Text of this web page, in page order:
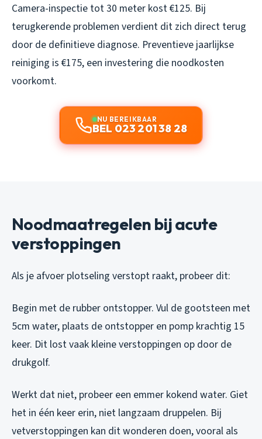
Camera-inspectie tot 30 meter kost €125. Bij
terugkerende problemen verdient dit zich direct terug
door de definitieve diagnose. Preventieve jaarlijkse
reiniging is €175, een investering die noodkosten
voorkomt.
NU BEREIKBAAR
BEL 023 201 38 28
Noodmaatregelen bij acute
verstoppingen
Als je afvoer plotseling verstopt raakt, probeer dit:
Begin met de rubber ontstopper. Vul de gootsteen met
5cm water, plaats de ontstopper en pomp krachtig 15
keer. Dit lost vaak kleine verstoppingen op door de
drukgolf.
Werkt dat niet, probeer een emmer kokend water. Giet
het in één keer erin, niet langzaam druppelen. Bij
vetverstoppingen kan dit wonderen doen, vooral als